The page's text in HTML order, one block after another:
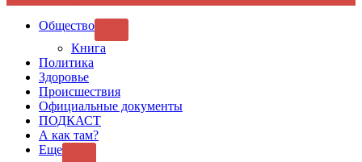
Общество
Книга
Политика
Здоровье
Происшествия
Официальные документы
ПОДКАСТ
А как там?
Еще